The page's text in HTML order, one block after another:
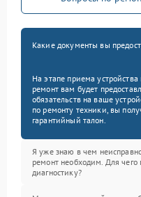
Какие документы вы
На этапе приема
ремонт вам будет
обязательств на ваше
по ремонту техники, вы
гарантийный талон.
Я уже знаю в чем
ремонт необходим. Для чего
диагностику?